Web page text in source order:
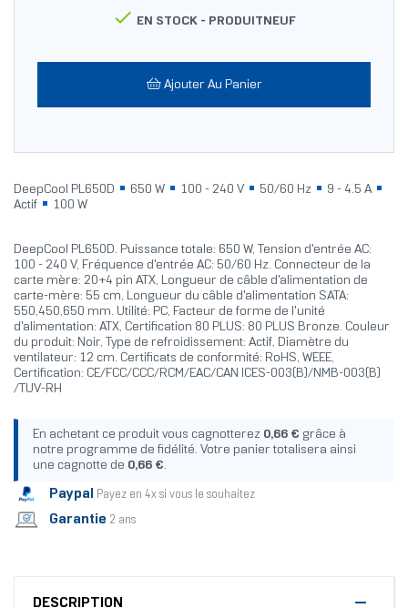
 EN STOCK - PRODUITNEUF
Ajouter Au Panier
DeepCool PL650D 650 W 100 - 240 V 50/60 Hz
9 - 4.5 A
Actif
100 W
DeepCool PL650D. Puissance totale: 650 W, Tension d'entrée AC:
100 - 240 V, Fréquence d'entrée AC: 50/60 Hz. Connecteur de la
carte mère: 20+4 pin ATX, Longueur de câble d'alimentation de
carte-mère: 55 cm, Longueur du câble d'alimentation SATA:
550,450,650 mm. Utilité: PC, Facteur de forme de l'unité
d'alimentation: ATX, Certification 80 PLUS: 80 PLUS Bronze. Couleur
du produit: Noir, Type de refroidissement: Actif, Diamètre du
ventilateur: 12 cm. Certificats de conformité: RoHS, WEEE,
Certification: CE/FCC/CCC/RCM/EAC/CAN ICES-003(B)/NMB-003(B)
/TUV-RH
En achetant ce produit vous cagnotterez 0,66 € grâce à
notre programme de fidélité. Votre panier totalisera ainsi
une cagnotte de 0,66 €.
Paypal Payez en 4x si vous le souhaitez
Garantie 2 ans
DESCRIPTION